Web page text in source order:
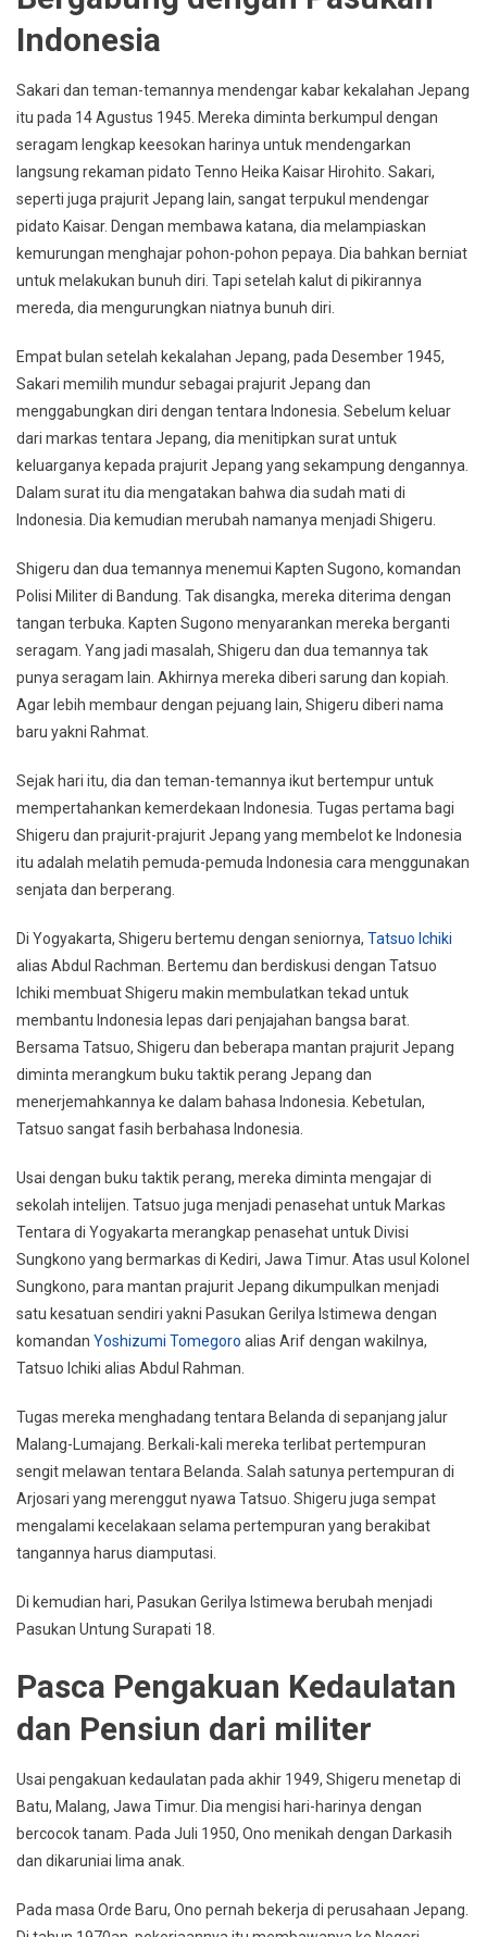
Indonesia
Sakari dan teman-temannya mendengar kabar kekalahan Jepang
itu pada 14 Agustus 1945. Mereka diminta berkumpul dengan
seragam lengkap keesokan harinya untuk mendengarkan
langsung rekaman pidato Tenno Heika Kaisar Hirohito. Sakari,
seperti juga prajurit Jepang lain, sangat terpukul mendengar
pidato Kaisar. Dengan membawa katana, dia melampiaskan
kemurungan menghajar pohon-pohon pepaya. Dia bahkan berniat
untuk melakukan bunuh diri. Tapi setelah kalut di pikirannya
mereda, dia mengurungkan niatnya bunuh diri.
Empat bulan setelah kekalahan Jepang, pada Desember 1945,
Sakari memilih mundur sebagai prajurit Jepang dan
menggabungkan diri dengan tentara Indonesia. Sebelum keluar
dari markas tentara Jepang, dia menitipkan surat untuk
keluarganya kepada prajurit Jepang yang sekampung dengannya.
Dalam surat itu dia mengatakan bahwa dia sudah mati di
Indonesia. Dia kemudian merubah namanya menjadi Shigeru.
Shigeru dan dua temannya menemui Kapten Sugono, komandan
Polisi Militer di Bandung. Tak disangka, mereka diterima dengan
tangan terbuka. Kapten Sugono menyarankan mereka berganti
seragam. Yang jadi masalah, Shigeru dan dua temannya tak
punya seragam lain. Akhirnya mereka diberi sarung dan kopiah.
Agar lebih membaur dengan pejuang lain, Shigeru diberi nama
baru yakni Rahmat.
Sejak hari itu, dia dan teman-temannya ikut bertempur untuk
mempertahankan kemerdekaan Indonesia. Tugas pertama bagi
Shigeru dan prajurit-prajurit Jepang yang membelot ke Indonesia
itu adalah melatih pemuda-pemuda Indonesia cara menggunakan
senjata dan berperang.
Di Yogyakarta, Shigeru bertemu dengan seniornya, Tatsuo Ichiki
alias Abdul Rachman. Bertemu dan berdiskusi dengan Tatsuo
Ichiki membuat Shigeru makin membulatkan tekad untuk
membantu Indonesia lepas dari penjajahan bangsa barat.
Bersama Tatsuo, Shigeru dan beberapa mantan prajurit Jepang
diminta merangkum buku taktik perang Jepang dan
menerjemahkannya ke dalam bahasa Indonesia. Kebetulan,
Tatsuo sangat fasih berbahasa Indonesia.
Usai dengan buku taktik perang, mereka diminta mengajar di
sekolah intelijen. Tatsuo juga menjadi penasehat untuk Markas
Tentara di Yogyakarta merangkap penasehat untuk Divisi
Sungkono yang bermarkas di Kediri, Jawa Timur. Atas usul Kolonel
Sungkono, para mantan prajurit Jepang dikumpulkan menjadi
satu kesatuan sendiri yakni Pasukan Gerilya Istimewa dengan
komandan Yoshizumi Tomegoro alias Arif dengan wakilnya,
Tatsuo Ichiki alias Abdul Rahman.
Tugas mereka menghadang tentara Belanda di sepanjang jalur
Malang-Lumajang. Berkali-kali mereka terlibat pertempuran
sengit melawan tentara Belanda. Salah satunya pertempuran di
Arjosari yang merenggut nyawa Tatsuo. Shigeru juga sempat
mengalami kecelakaan selama pertempuran yang berakibat
tangannya harus diamputasi.
Di kemudian hari, Pasukan Gerilya Istimewa berubah menjadi
Pasukan Untung Surapati 18.
Pasca Pengakuan Kedaulatan
dan Pensiun dari militer
Usai pengakuan kedaulatan pada akhir 1949, Shigeru menetap di
Batu, Malang, Jawa Timur. Dia mengisi hari-harinya dengan
bercocok tanam. Pada Juli 1950, Ono menikah dengan Darkasih
dan dikaruniai lima anak.
Pada masa Orde Baru, Ono pernah bekerja di perusahaan Jepang.